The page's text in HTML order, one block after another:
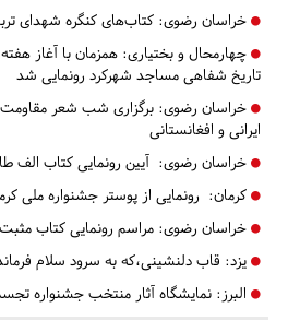
خراسان رضوی: کتاب‌های کنگره شهدای
چهارمحال و بختیاری: همزمان با آغاز
تاریخ شفاهی مساجد شهرکرد رونمایی شد
خراسان رضوی: برگزاری شب شعر
ایرانی و افغانستانی
خراسان رضوی: آیین رونمایی کتاب الف
کرمان: رونمایی از پوستر جشنواره ملی
خراسان رضوی: مراسم رونمایی کتاب مثبت ۵۷ در مشهد برگزار می‌شود
یزد: ​​​​​​​قاب دلنشینی،که به سرود سلام
البرز: نمایشگاه آثار منتخب جشنواره